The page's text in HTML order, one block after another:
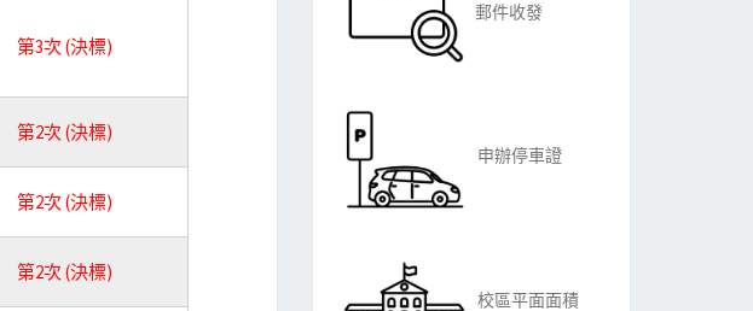
第3次 (決標)
第2次 (決標)
第2次 (決標)
第2次 (決標)
郵件收發
申辦停車證
校區平面面積